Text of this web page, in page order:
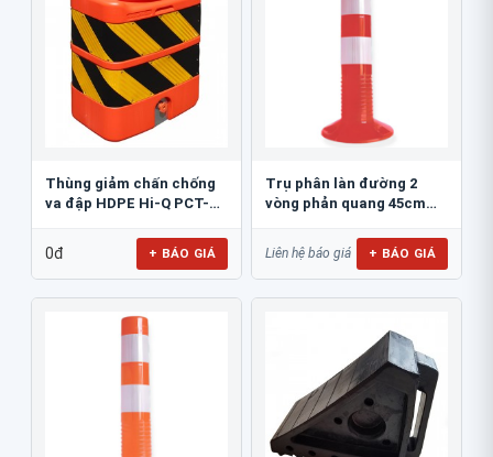
Thùng giảm chấn chống
va đập HDPE Hi-Q PCT-
0đ + BÁO GIÁ
Trụ phân làn đường 2
vòng phản quang 45cm
Liên hệ báo giá + BÁO GIÁ